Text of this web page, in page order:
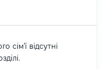
сім'ї відсутні